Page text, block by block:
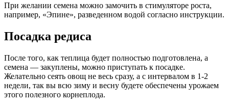
При желании семена можно замочить в стимуляторе роста,
например, «Эпине», разведенном водой согласно инструкции.
Посадка редиса
После того, как теплица будет полностью подготовлена, а
семена — закуплены, можно приступать к посадке.
Желательно сеять овощ не весь сразу, а с интервалом в 1-2
недели, так вы всю зиму и весну будете обеспечены урожаем
этого полезного корнеплода.